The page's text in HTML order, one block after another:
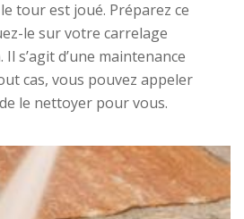
tour est joué. Préparez ce
le sur votre carrelage
s’agit d’une maintenance
cas, vous pouvez appeler
le nettoyer pour vous.